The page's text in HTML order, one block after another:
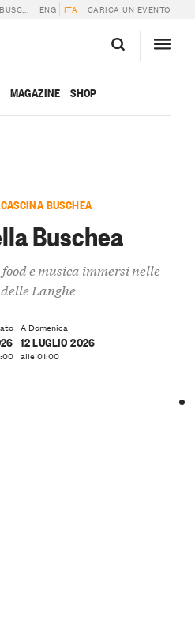
ENG ITA CARICA UN EVENTO
MAGAZINE SHOP
BUSCHEA
Buschea
e musica immersi nelle
Langhe
A Domenica
12 LUGLIO 2026
alle 01:00